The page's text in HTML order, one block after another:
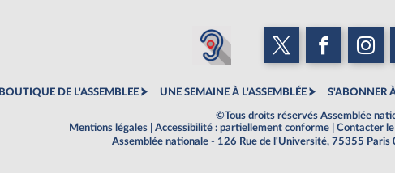
BOUTIQUE DE L'ASSEMBLEE UNE SEMAINE À L'ASSEMBLÉE S'ABONNER
©Tous droits réservés Assemblée
Mentions légales
Accessibilité : partiellement conforme Contacter
Assemblée nationale - 126 Rue de l'Université, 75355